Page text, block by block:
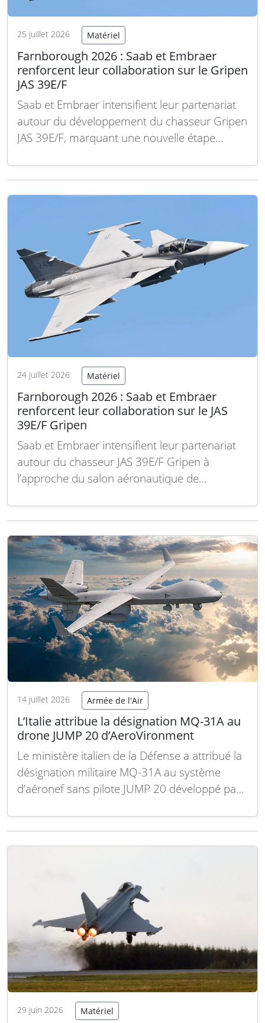
25 juillet 2026 Matériel
Farnborough 2026 : Saab et Embraer
renforcent leur collaboration sur le Gripen
JAS 39E/F
Saab et Embraer intensifient leur partenariat
autour du développement du chasseur Gripen
JAS 39E/F, marquant une nouvelle étape
Farnborough 2026. Saab et Embraer ont
Gripen JAS 39E/F, l’avion de combat multirôle
suédo-brésilien. Cette…Lire la suite
24 juillet 2026 Matériel
Farnborough 2026 : Saab et Embraer
renforcent leur collaboration sur le JAS
39E/F Gripen
Saab et Embraer intensifient leur partenariat
autour du chasseur JAS 39E/F Gripen à
l’approche du salon aéronautique de
renforcée s’inscrit dans une volonté commune
compétitivité de l’avion en service, tout en
explorant de nouvelles opportunités
industrielles et commerciales. Lors des
préparatifs…Lire la suite
14 juillet 2026 Armée de l'Air
L’Italie attribue la désignation MQ-31A au
drone JUMP 20 d’AeroVironment
Le ministère italien de la Défense a attribué la
désignation militaire MQ-31A au système
d’aéronef sans pilote JUMP 20 développé par
l’adoption de la plate-forme au sein des forces
29 juin 2026 Matériel